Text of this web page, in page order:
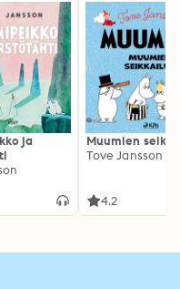
ja
Muumien
Tove Jansson
4.2